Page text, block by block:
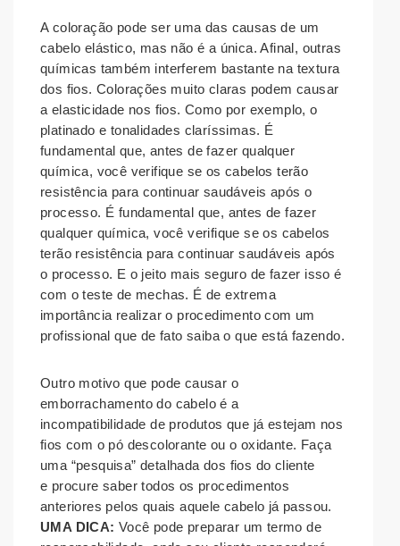
A coloração pode ser uma das causas de um
cabelo elástico, mas não é a única. Afinal, outras
químicas também interferem bastante na textura
dos fios. Colorações muito claras podem causar
a elasticidade nos fios. Como por exemplo, o
platinado e tonalidades claríssimas. É
fundamental que, antes de fazer qualquer
química, você verifique se os cabelos terão
resistência para continuar saudáveis após o
processo. É fundamental que, antes de fazer
qualquer química, você verifique se os cabelos
terão resistência para continuar saudáveis após
o processo. E o jeito mais seguro de fazer isso é
com o teste de mechas. É de extrema
importância realizar o procedimento com um
profissional que de fato saiba o que está fazendo.
Outro motivo que pode causar o
emborrachamento do cabelo é a
incompatibilidade de produtos que já estejam nos
fios com o pó descolorante ou o oxidante. Faça
uma “pesquisa” detalhada dos fios do cliente
e procure saber todos os procedimentos
anteriores pelos quais aquele cabelo já passou.
UMA DICA: Você pode preparar um termo de